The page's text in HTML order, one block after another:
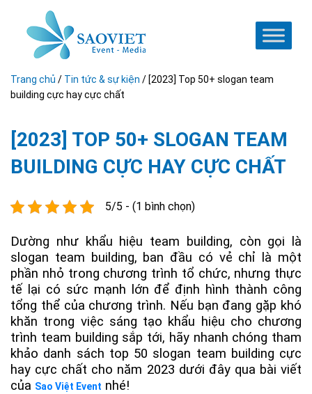
Trang chủ / Tin tức & sự kiện / [2023] Top 50+ slogan team
building cực hay cực chất
[2023] TOP 50+ SLOGAN TEAM
BUILDING CỰC HAY CỰC CHẤT
5/5 - (1 bình chọn)
Dường như khẩu hiệu team building, còn gọi là
slogan team building, ban đầu có vẻ chỉ là một
phần nhỏ trong chương trình tổ chức, nhưng thực
tế lại có sức mạnh lớn để định hình thành công
tổng thể của chương trình. Nếu bạn đang gặp khó
khăn trong việc sáng tạo khẩu hiệu cho chương
trình team building sắp tới, hãy nhanh chóng tham
khảo danh sách top 50 slogan team building cực
hay cực chất cho năm 2023 dưới đây qua bài viết
của Sao Việt Event nhé!